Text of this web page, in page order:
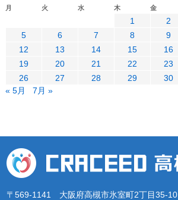
月 火 水 木 金
1 2
5
6 7 8 9
12
13 14 15 16
19
20 21 22 23
26
27 28 29
30
« 5月
7月 »
〒569-1141 大阪府高槻市氷室町2丁目35-10